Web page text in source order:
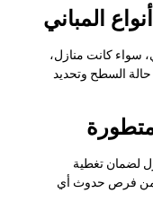
سواء كانت منازل،
حالة السطح وتحديد
لضمان تغطية
من فرص حدوث أي